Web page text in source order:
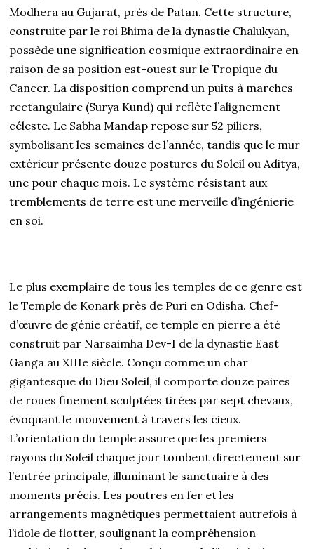
Modhera au Gujarat, près de Patan. Cette structure,
construite par le roi Bhima de la dynastie Chalukyan,
possède une signification cosmique extraordinaire en
raison de sa position est-ouest sur le Tropique du
Cancer. La disposition comprend un puits à marches
rectangulaire (Surya Kund) qui reflète l’alignement
céleste. Le Sabha Mandap repose sur 52 piliers,
symbolisant les semaines de l’année, tandis que le mur
extérieur présente douze postures du Soleil ou Aditya,
une pour chaque mois. Le système résistant aux
tremblements de terre est une merveille d’ingénierie
en soi.
Le plus exemplaire de tous les temples de ce genre est
le Temple de Konark près de Puri en Odisha. Chef-
d’œuvre de génie créatif, ce temple en pierre a été
construit par Narsaimha Dev-I de la dynastie East
Ganga au XIIIe siècle. Conçu comme un char
gigantesque du Dieu Soleil, il comporte douze paires
de roues finement sculptées tirées par sept chevaux,
évoquant le mouvement à travers les cieux.
L’orientation du temple assure que les premiers
rayons du Soleil chaque jour tombent directement sur
l’entrée principale, illuminant le sanctuaire à des
moments précis. Les poutres en fer et les
arrangements magnétiques permettaient autrefois à
l’idole de flotter, soulignant la compréhension